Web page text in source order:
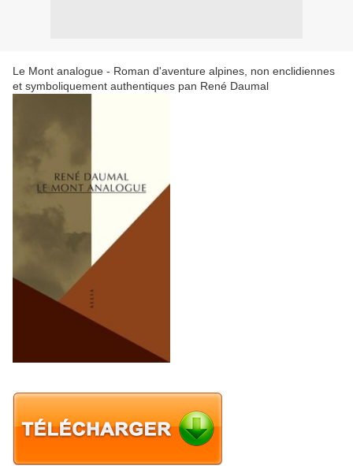
Le Mont analogue - Roman d'aventure alpines, non enclidiennes
et symboliquement authentiques pan René Daumal